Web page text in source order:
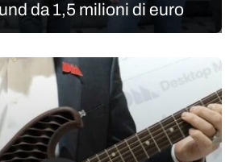
da 1,5 milioni di euro
nel fine settimana 5 notizie che
negli ultimi giorni. Lanci di prodotti,
nuove applicazioni… 3DExpress si
notizie dal mercato della…